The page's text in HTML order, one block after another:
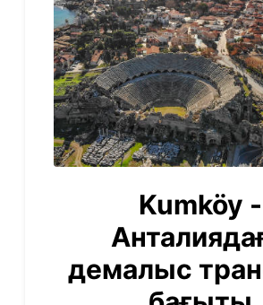
Kumköy -
демалыс